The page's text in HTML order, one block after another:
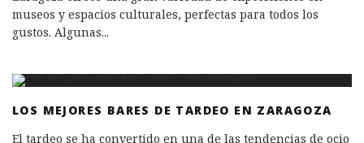
museos y espacios culturales, perfectas para todos los
gustos. Algunas...
LOS MEJORES BARES DE TARDEO EN ZARAGOZA
El tardeo se ha convertido en una de las tendencias de ocio